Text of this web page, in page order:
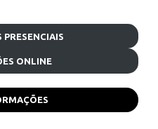
PRESENCIAIS
ONLINE